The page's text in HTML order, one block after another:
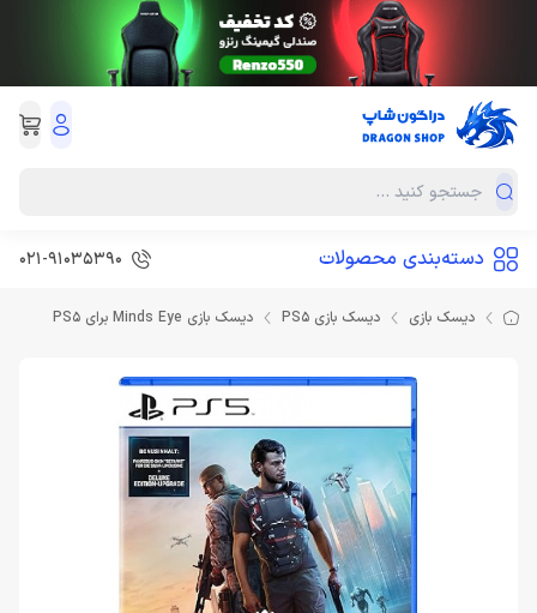
دسته‌بندی محصولات 021-91035390
دیسک بازی دیسک بازی PS5 دیسک بازی Minds Eye برای PS5